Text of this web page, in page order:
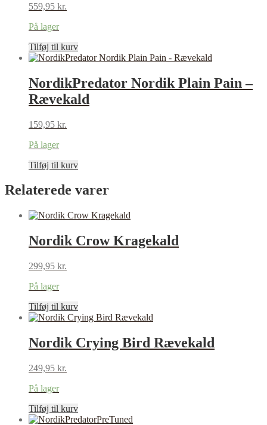
559,95 kr.
På lager
Tilføj til kurv
NordikPredator Nordik Plain Pain –
Rævekald
159,95 kr.
På lager
Tilføj til kurv
Relaterede varer
Nordik Crow Kragekald
299,95 kr.
På lager
Tilføj til kurv
Nordik Crying Bird Rævekald
249,95 kr.
På lager
Tilføj til kurv